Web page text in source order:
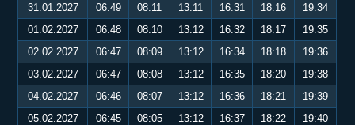
31.01.2027
06:49 08:11 13:11 16:31 18:16
19:34
01.02.2027
06:48 08:10 13:12 16:32 18:17
19:35
02.02.2027
06:47 08:09 13:12 16:34 18:18
19:36
03.02.2027
06:47 08:08 13:12 16:35 18:20
19:38
04.02.2027
06:46 08:07 13:12 16:36 18:21
19:39
05.02.2027
06:45 08:05 13:12 16:37 18:22
19:40